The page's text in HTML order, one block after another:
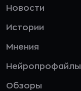
Новости
Истории
Мнения
Нейропрофайлы
Обзоры